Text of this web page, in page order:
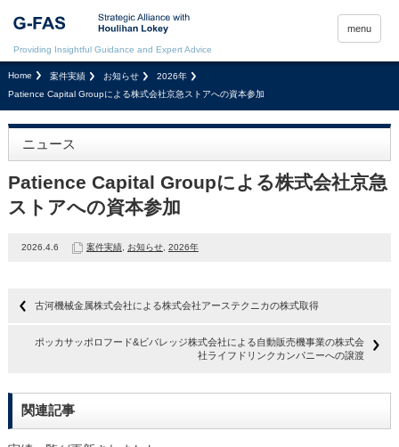
Providing Insightful Guidance and Expert Advice
menu
Home 案件実績 お知らせ
2026年
Patience Capital Groupによる株式会社京急ストアへの資本参加
ニュース
Patience Capital Groupによる株式会社京急
ストアへの資本参加
2026.4.6 案件実績, お知らせ, 2026年
古河機械金属株式会社による株式会社アーステクニカの株式取得
ポッカサッポロフード&ビバレッジ株式会社による自動販売機事業の株式会
社ライフドリンクカンパニーへの譲渡
関連記事